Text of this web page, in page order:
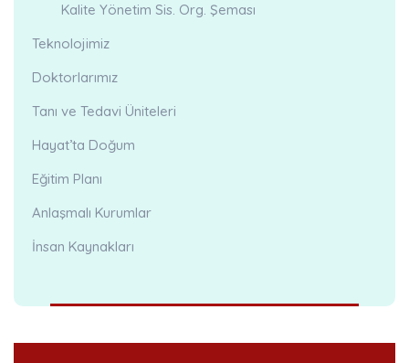
Kalite Yönetim Sis. Org. Şeması
Teknolojimiz
Doktorlarımız
Tanı ve Tedavi Üniteleri
Hayat’ta Doğum
Eğitim Planı
Anlaşmalı Kurumlar
İnsan Kaynakları